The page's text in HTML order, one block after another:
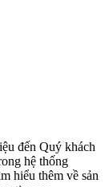
đến Quý khách
hệ thống
hiểu thêm về sản